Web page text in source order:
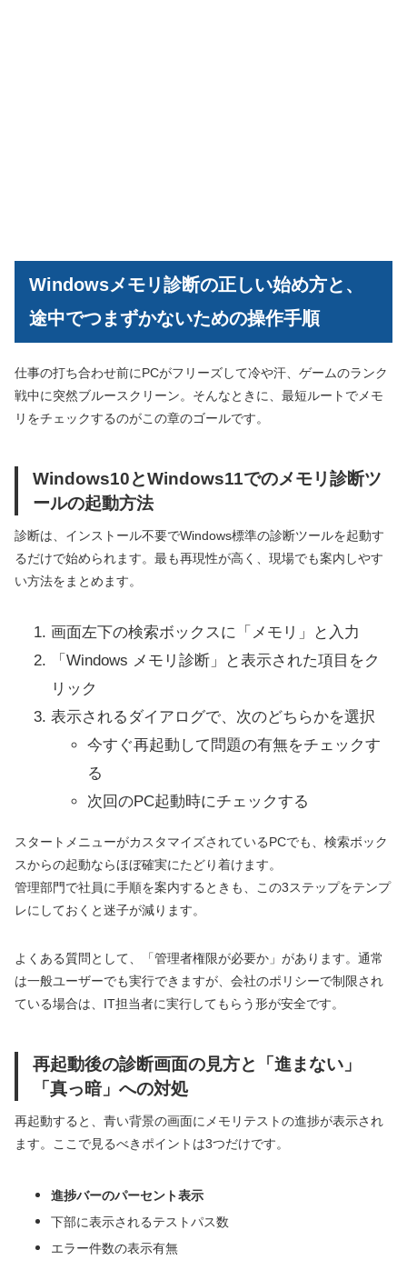
Windowsメモリ診断の正しい始め方と、
途中でつまずかないための操作手順
仕事の打ち合わせ前にPCがフリーズして冷や汗、ゲームのランク
戦中に突然ブルースクリーン。そんなときに、最短ルートでメモ
リをチェックするのがこの章のゴールです。
Windows10とWindows11でのメモリ診断ツ
ールの起動方法
診断は、インストール不要でWindows標準の診断ツールを起動す
るだけで始められます。最も再現性が高く、現場でも案内しやす
い方法をまとめます。
画面左下の検索ボックスに「メモリ」と入力
「Windows メモリ診断」と表示された項目をク
リック
表示されるダイアログで、次のどちらかを選択
今すぐ再起動して問題の有無をチェックす
る
次回のPC起動時にチェックする
スタートメニューがカスタマイズされているPCでも、検索ボック
スからの起動ならほぼ確実にたどり着けます。
管理部門で社員に手順を案内するときも、この3ステップをテンプ
レにしておくと迷子が減ります。
よくある質問として、「管理者権限が必要か」があります。通常
は一般ユーザーでも実行できますが、会社のポリシーで制限され
ている場合は、IT担当者に実行してもらう形が安全です。
再起動後の診断画面の見方と「進まない」
「真っ暗」への対処
再起動すると、青い背景の画面にメモリテストの進捗が表示され
ます。ここで見るべきポイントは3つだけです。
進捗バーのパーセント表示
下部に表示されるテストパス数
エラー件数の表示有無